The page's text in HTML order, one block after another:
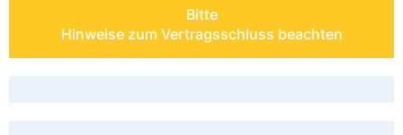
Bitte
Hinweise zum Vertragsschluss beachten